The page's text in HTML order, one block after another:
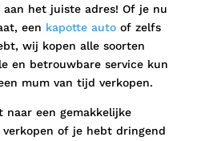
het juiste adres! Of je nu
een kapotte autoof zelfs
wij kopen alle soorten
en betrouwbare service kun
mum van tijd verkopen.
naar een gemakkelijke
of je hebt dringend